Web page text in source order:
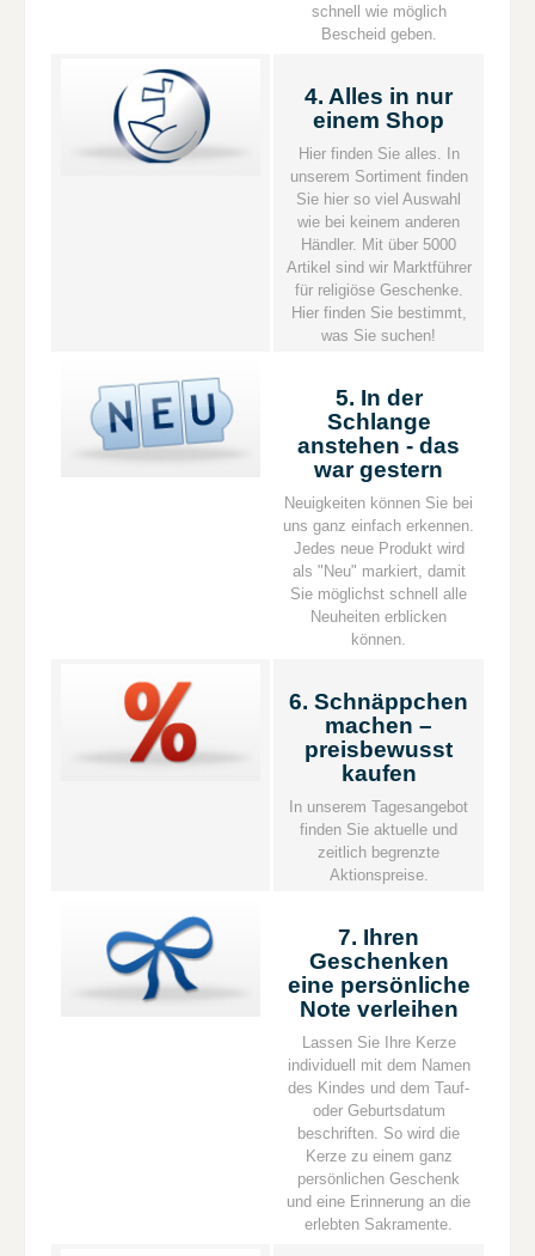
schnell wie möglich
Bescheid geben.
4. Alles in nur
einem Shop
Hier finden Sie alles. In
unserem Sortiment finden
Sie hier so viel Auswahl
wie bei keinem anderen
Händler. Mit über 5000
Artikel sind wir Marktführer
für religiöse Geschenke.
Hier finden Sie bestimmt,
was Sie suchen!
5. In der
Schlange
anstehen - das
war gestern
Neuigkeiten können Sie bei
uns ganz einfach erkennen.
Jedes neue Produkt wird
als "Neu" markiert, damit
Sie möglichst schnell alle
Neuheiten erblicken
können.
6. Schnäppchen
machen –
preisbewusst
kaufen
In unserem Tagesangebot
finden Sie aktuelle und
zeitlich begrenzte
Aktionspreise.
7. Ihren
Geschenken
eine persönliche
Note verleihen
Lassen Sie Ihre Kerze
individuell mit dem Namen
des Kindes und dem Tauf-
oder Geburtsdatum
beschriften. So wird die
Kerze zu einem ganz
persönlichen Geschenk
und eine Erinnerung an die
erlebten Sakramente.